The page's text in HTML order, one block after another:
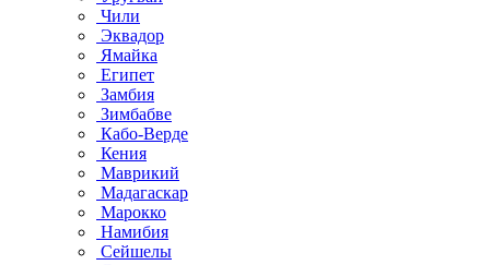
Чили
Эквадор
Ямайка
Египет
Замбия
Зимбабве
Кабо-Верде
Кения
Маврикий
Мадагаскар
Марокко
Намибия
Сейшелы